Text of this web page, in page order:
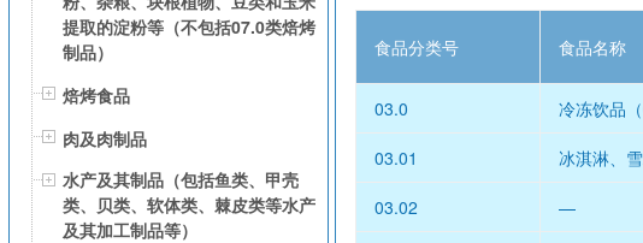
提取的淀粉等（不包括07.0类焙烤
制品）
焙烤食品
肉及肉制品
水产及其制品（包括鱼类、甲壳
类、贝类、软体类、棘皮类等水产
及其加工制品等）
食品分类号 食品名称
03.0 冷冻饮品
03.01 冰淇淋、
03.02 —